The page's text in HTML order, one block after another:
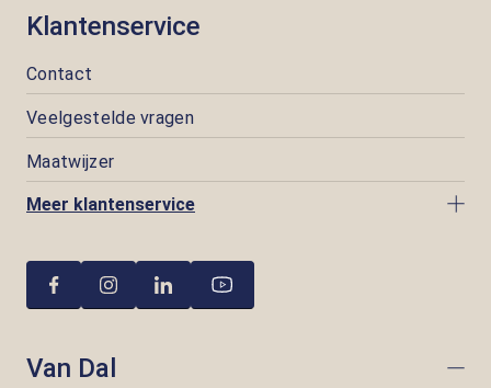
Klantenservice
Contact
Veelgestelde vragen
Maatwijzer
Meer klantenservice
Van Dal